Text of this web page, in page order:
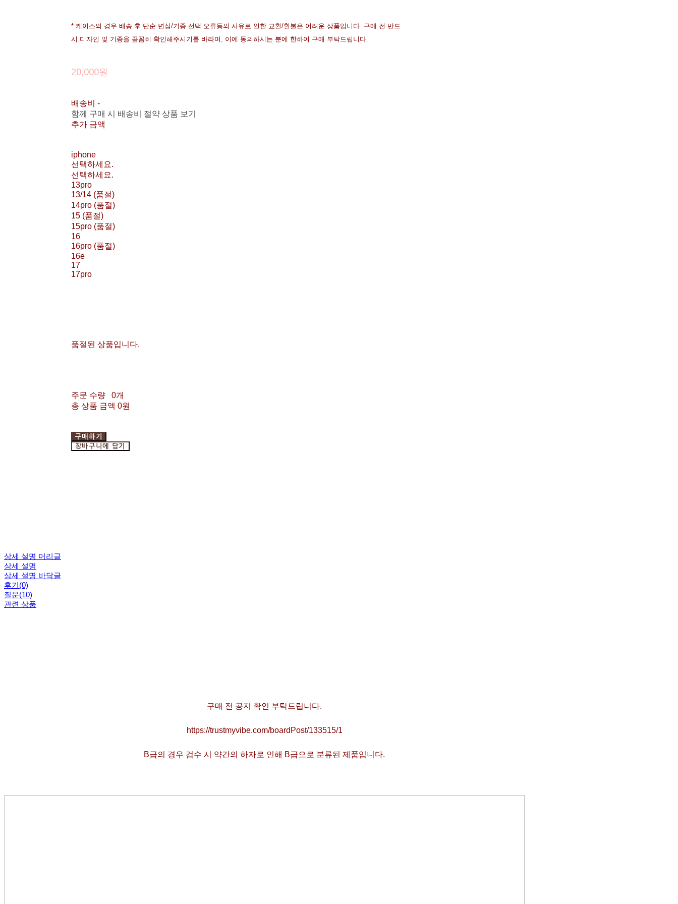
* 케이스의 경우 배송 후 단순 변심/기종 선택 오류등의 사유로 인한 교환/환불은 어려운 상품입니다. 구매 전 반드
시 디자인 및 기종을 꼼꼼히 확인해주시기를 바라며, 이에 동의하시는 분에 한하여 구매 부탁드립니다.
20,000원
배송비 -
함께 구매 시 배송비 절약 상품 보기
추가 금액
iphone
선택하세요.
선택하세요.
13pro
13/14 (품절)
14pro (품절)
15 (품절)
15pro (품절)
16
16pro (품절)
16e
17
17pro
품절된 상품입니다.
주문 수량
0개
총 상품 금액 0원
구매하기
장바구니에 담기
상세 설명 머리글
상세 설명
상세 설명 바닥글
후기(0)
질문(10)
관련 상품
구매 전 공지 확인 부탁드립니다.
https://trustmyvibe.com/boardPost/133515/1
B급의 경우 검수 시 약간의 하자로 인해 B급으로 분류된 제품입니다.